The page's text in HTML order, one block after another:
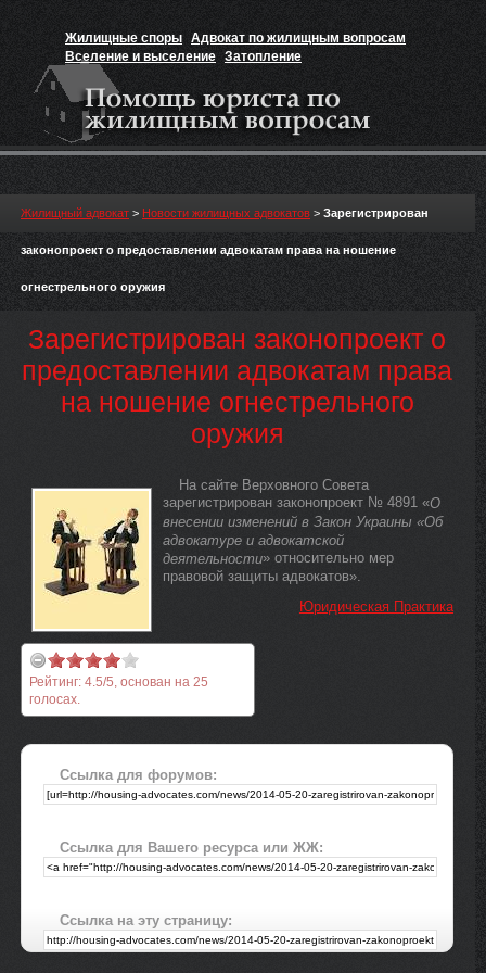
Жилищные споры Адвокат по жилищным вопросам
Вселение и выселение Затопление
Признание прав на жильё
Жилищный адвокат > Новости жилищных адвокатов > Зарегистрирован
законопроект о предоставлении адвокатам права на ношение
огнестрельного оружия
Зарегистрирован законопроект о
предоставлении адвокатам права
на ношение огнестрельного
оружия
На сайте Верховного Совета
зарегистрирован законопроект № 4891 «О
внесении изменений в Закон Украины «Об
адвокатуре и адвокатской
деятельности» относительно мер
правовой защиты адвокатов».
Юридическая Практика
Рейтинг: 4.5/5, основан на 25
голосах.
Ссылка для форумов:
Ссылка для Вашего ресурса или ЖЖ:
Ссылка на эту страницу: